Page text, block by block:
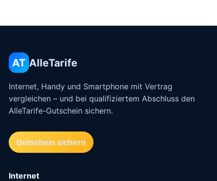
AT AlleTarife
Internet, Handy und Smartphone mit Vertrag
vergleichen – und bei qualifiziertem Abschluss den
AlleTarife-Gutschein sichern.
Gutschein sichern
Internet